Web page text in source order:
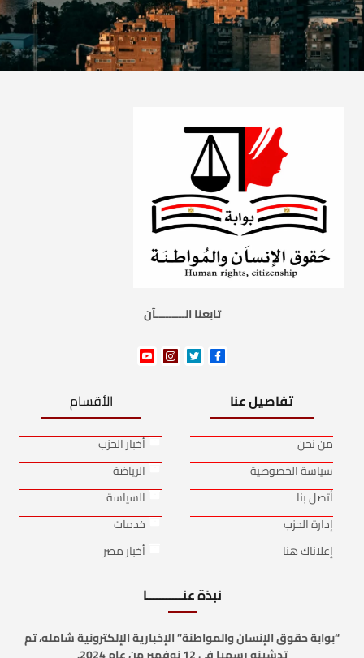
تابعنا الـــــــــآن
تفاصيل عنا
من نحن
سياسة الخصوصية
أتصل بنا
إدارة الحزب
إعلاناك هنا
الأقسام
أخبار الحزب
الرياضة
السياسة
خدمات
أخبار مصر
نبذة عنـــــــــــا
“بوابة حقوق الإنسان والمواطنة” الإخبارية الإلكترونية شامله، تم